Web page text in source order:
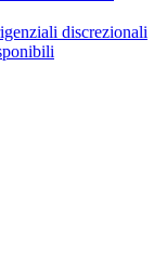
discrezionali